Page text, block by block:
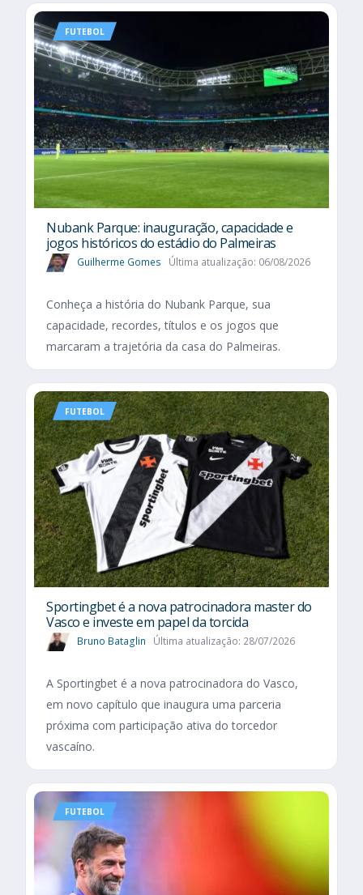
FUTEBOL
Nubank Parque: inauguração, capacidade e
jogos históricos do estádio do Palmeiras
Guilherme Gomes Última atualização: 06/08/2026
Conheça a história do Nubank Parque, sua
capacidade, recordes, títulos e os jogos que
marcaram a trajetória da casa do Palmeiras.
FUTEBOL
Sportingbet é a nova patrocinadora master do
Vasco e investe em papel da torcida
Bruno Bataglin Última atualização: 28/07/2026
A Sportingbet é a nova patrocinadora do Vasco,
em novo capítulo que inaugura uma parceria
próxima com participação ativa do torcedor
vascaíno.
FUTEBOL